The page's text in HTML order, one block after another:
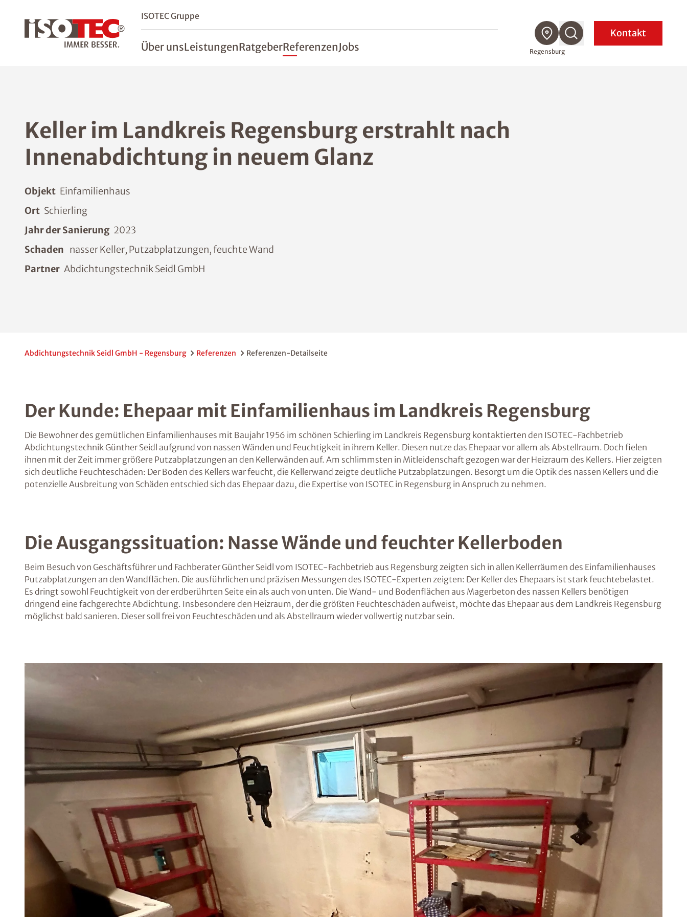
ISOTEC Gruppe
Über unsLeistungenRatgeberReferenzenJobs Regensburg
Kontakt
Keller im Landkreis Regensburg erstrahlt nach
Innenabdichtung in neuem Glanz
Objekt Einfamilienhaus
Ort Schierling
Jahr der Sanierung 2023
Schaden nasser Keller, Putzabplatzungen, feuchte Wand
Partner Abdichtungstechnik Seidl GmbH
Abdichtungstechnik Seidl GmbH - Regensburg Referenzen Referenzen-Detailseite
Der Kunde: Ehepaar mit Einfamilienhaus im Landkreis Regensburg
Die Bewohner des gemütlichen Einfamilienhauses mit Baujahr 1956 im schönen Schierling im Landkreis Regensburg kontaktierten den ISOTEC-Fachbetrieb
Abdichtungstechnik Günther Seidl aufgrund von nassen Wänden und Feuchtigkeit in ihrem Keller. Diesen nutze das Ehepaar vor allem als Abstellraum. Doch fielen
ihnen mit der Zeit immer größere Putzabplatzungen an den Kellerwänden auf. Am schlimmsten in Mitleidenschaft gezogen war der Heizraum des Kellers. Hier zeigten
sich deutliche Feuchteschäden: Der Boden des Kellers war feucht, die Kellerwand zeigte deutliche Putzabplatzungen. Besorgt um die Optik des nassen Kellers und die
potenzielle Ausbreitung von Schäden entschied sich das Ehepaar dazu, die Expertise von ISOTEC in Regensburg in Anspruch zu nehmen.
Die Ausgangssituation: Nasse Wände und feuchter Kellerboden
Beim Besuch von Geschäftsführer und Fachberater Günther Seidl vom ISOTEC-Fachbetrieb aus Regensburg zeigten sich in allen Kellerräumen des Einfamilienhauses
Putzabplatzungen an den Wandflächen. Die ausführlichen und präzisen Messungen des ISOTEC-Experten zeigten: Der Keller des Ehepaars ist stark feuchtebelastet.
Es dringt sowohl Feuchtigkeit von der erdberührten Seite ein als auch von unten. Die Wand- und Bodenflächen aus Magerbeton des nassen Kellers benötigen
dringend eine fachgerechte Abdichtung. Insbesondere den Heizraum, der die größten Feuchteschäden aufweist, möchte das Ehepaar aus dem Landkreis Regensburg
möglichst bald sanieren. Dieser soll frei von Feuchteschäden und als Abstellraum wieder vollwertig nutzbar sein.